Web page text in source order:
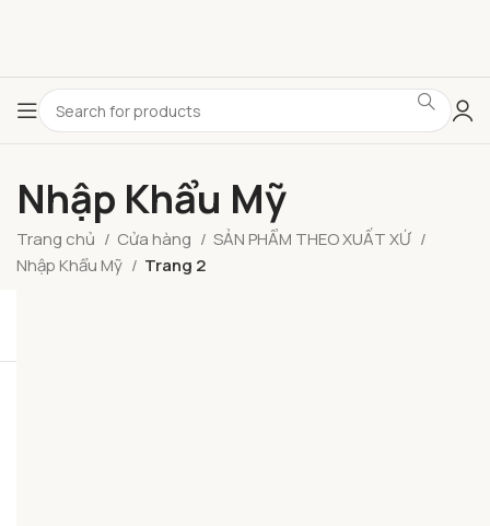
Nhập Khẩu Mỹ
Trang chủ Cửa hàng
SẢN PHẨM THEO XUẤT XỨ
Nhập Khẩu Mỹ
Trang 2